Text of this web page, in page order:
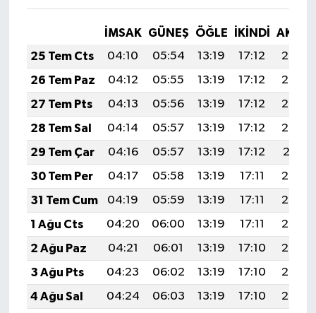
İMSAK GÜNEŞ ÖĞLE İKINDI
25 Tem Cts
04:10 05:54 13:19 17:12
20:34
26 Tem Paz
04:12 05:55 13:19 17:12
20:33
27 Tem Pts
04:13 05:56 13:19 17:12
20:33
28 Tem Sal
04:14 05:57 13:19 17:12
20:32
29 Tem Çar
04:16 05:57 13:19 17:12
20:31
30 Tem Per
04:17 05:58 13:19 17:11
20:30
31 Tem Cum
04:19 05:59 13:19 17:11
20:29
1 Ağu Cts
04:20 06:00 13:19 17:11
20:28
2 Ağu Paz
04:21 06:01 13:19 17:10
20:27
3 Ağu Pts
04:23 06:02 13:19 17:10
20:26
4 Ağu Sal
04:24 06:03 13:19 17:10
20:25